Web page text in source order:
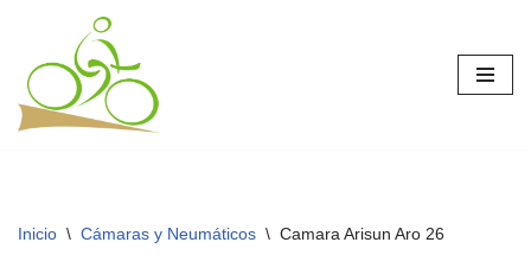
Saltar
al
contenido
Inicio \ Cámaras y Neumáticos \ Camara Arisun Aro 26